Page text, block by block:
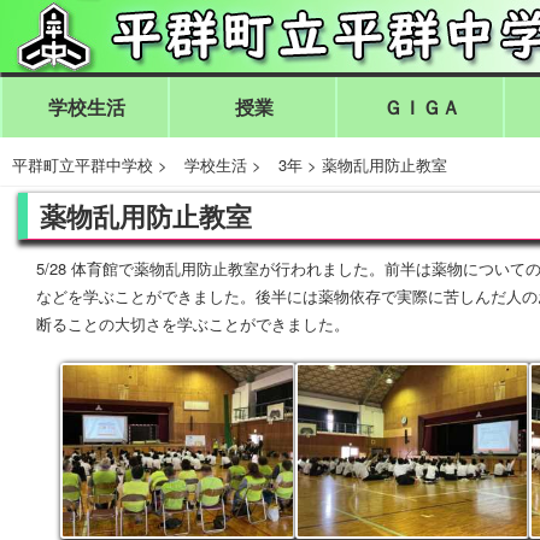
学校生活 授業 ＧＩＧＡ
平群町立平群中学校 > 学校生活 > 3年 > 薬物乱用防止教室
薬物乱用防止教室
5/28 体育館で薬物乱用防止教室が行われました。前半は薬物について
などを学ぶことができました。後半には薬物依存で実際に苦しんだ人
断ることの大切さを学ぶことができました。